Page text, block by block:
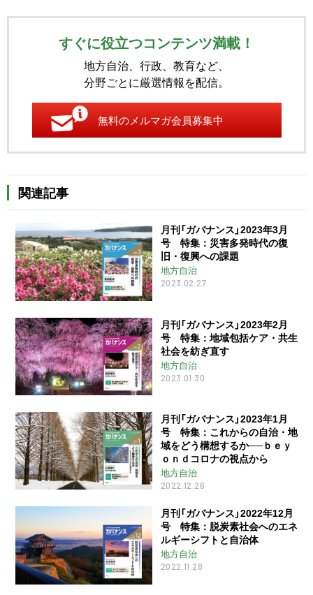
すぐに役立つコンテンツ満載！
地方自治、行政、教育など、
分野ごとに厳選情報を配信。
無料のメルマガ会員募集中
関連記事
月刊「ガバナンス」2023年3月
号 特集：災害多発時代の復
旧・復興への課題
地方自治
2023.02.27
月刊「ガバナンス」2023年2月
号 特集：地域包括ケア・共生
社会を紡ぎ直す
地方自治
2023.01.30
月刊「ガバナンス」2023年1月
号 特集：これからの自治・地
域をどう構想するか──ｂｅｙ
ｏｎｄコロナの視点から
地方自治
2022.12.26
月刊「ガバナンス」2022年12月
号 特集：脱炭素社会へのエネ
ルギーシフトと自治体
地方自治
2022.11.28